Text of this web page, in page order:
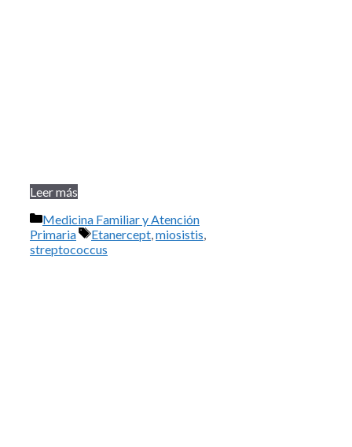
Leer más
Categorías
Medicina Familiar y Atención
Primaria
Etiquetas
Etanercept miosistis
streptococcus